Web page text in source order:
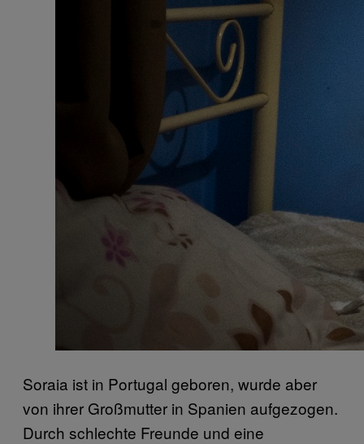
Soraia ist in Portugal geboren, wurde aber
von ihrer Großmutter in Spanien aufgezogen.
Durch schlechte Freunde und eine